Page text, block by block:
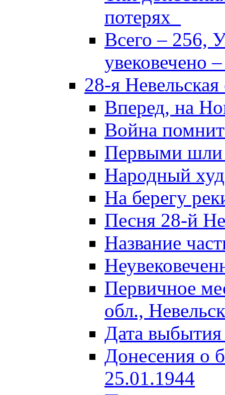
потерях
Всего – 256,
увековечено
28-я Невельская
Вперед, на
Война
Первыми шли
Народный
На берегу
Песня 28-й
Название
Первичное
обл.,
Дата
Донесения о
25.01.1944